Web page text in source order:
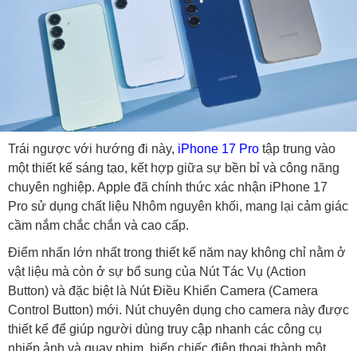
Trái ngược với hướng đi này, iPhone 17 Pro tập trung vào
một thiết kế sáng tạo, kết hợp giữa sự bền bỉ và công năng
chuyên nghiệp. Apple đã chính thức xác nhận iPhone 17
Pro sử dụng chất liệu Nhôm nguyên khối, mang lại cảm giác
cầm nắm chắc chắn và cao cấp.
Điểm nhấn lớn nhất trong thiết kế năm nay không chỉ nằm ở
vật liệu mà còn ở sự bổ sung của Nút Tác Vụ (Action
Button) và đặc biệt là Nút Điều Khiển Camera (Camera
Control Button) mới. Nút chuyên dụng cho camera này được
thiết kế để giúp người dùng truy cập nhanh các công cụ
nhiếp ảnh và quay phim, biến chiếc điện thoại thành một